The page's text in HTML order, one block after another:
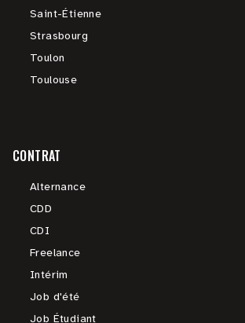
Saint-Étienne
Strasbourg
Toulon
Toulouse
CONTRAT
Alternance
CDD
CDI
Freelance
Intérim
Job d'été
Job Étudiant